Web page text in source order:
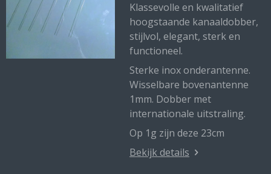
Klassevolle en kwalitatief
hoogstaande kanaaldobber,
stijlvol, elegant, sterk en
functioneel.
Sterke inox onderantenne.
Wisselbare bovenantenne
1mm. Dobber met
internationale uitstraling.
Op 1g zijn deze 23cm
Bekijk details